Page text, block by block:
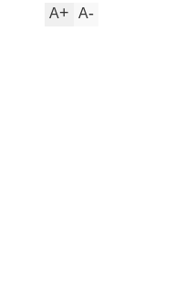
A+ A-